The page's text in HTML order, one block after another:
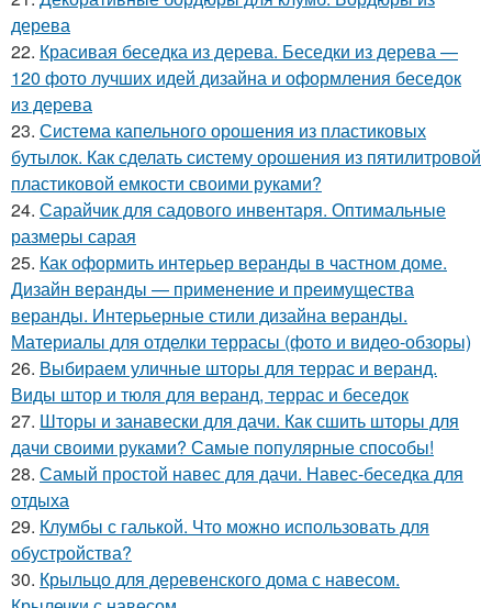
дерева
22. Красивая беседка из дерева. Беседки из дерева —
120 фото лучших идей дизайна и оформления беседок
из дерева
23. Система капельного орошения из пластиковых
бутылок. Как сделать систему орошения из пятилитровой
пластиковой емкости своими руками?
24. Сарайчик для садового инвентаря. Оптимальные
размеры сарая
25. Как оформить интерьер веранды в частном доме.
Дизайн веранды — применение и преимущества
веранды. Интерьерные стили дизайна веранды.
Материалы для отделки террасы (фото и видео-обзоры)
26. Выбираем уличные шторы для террас и веранд.
Виды штор и тюля для веранд, террас и беседок
27. Шторы и занавески для дачи. Как сшить шторы для
дачи своими руками? Самые популярные способы!
28. Самый простой навес для дачи. Навес-беседка для
отдыха
29. Клумбы с галькой. Что можно использовать для
обустройства?
30. Крыльцо для деревенского дома с навесом.